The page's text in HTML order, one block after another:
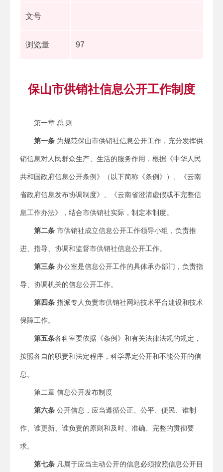
文号
浏览量 97
保山市供销社信息公开工作制度
第一章 总 则
第一条 为规范保山市供销社信息公开工作，充分发挥供
销信息对人民群众生产、生活的服务作用，根据《中华人民
共和国政府信息公开条例》（以下简称《条例》）、《云南
省政府信息发布协调制度》、《云南省澄清虚假或不完整信
息工作办法》，结合市供销社实际，制定本制度。
第二条 市供销社成立信息公开工作领导小组，负责推
进、指导、协调和监督市供销社信息公开工作。
第三条 办公室是信息公开工作的具体承办部门，负责指
导、协调机关的信息公开工作。
第四条 指派专人负责市供销社网站技术平台建设和技术
保障工作。
第五条各科室要依据《条例》和有关法律法规的规定，
按照各自的职责和法定程序，科学界定公开和不能公开的信
息。
第二章 信息公开发布制度
第六条 公开信息，应当遵循公正、公平、便民、谁制
作、谁更新、谁负责的原则和及时、准确、完整的贯彻要
求。
第七条 凡属于应当主动公开的信息必须按照信息公开目